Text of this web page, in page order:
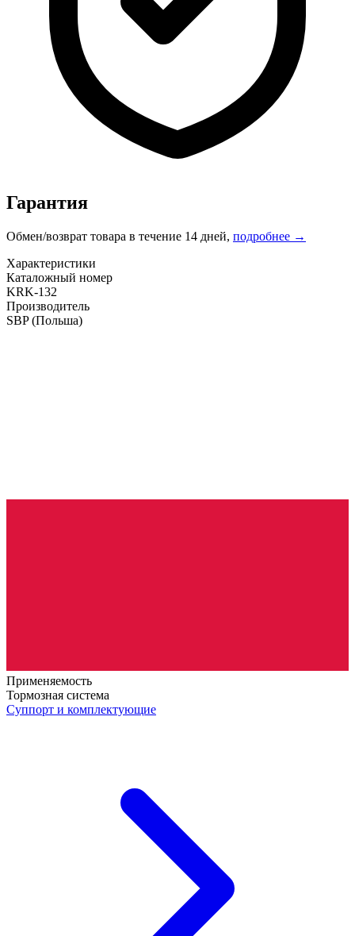
Гарантия
Обмен/возврат товара в течение 14 дней, подробнее →
Характеристики
Каталожный номер
KRK-132
Производитель
SBP(Польша)
Применяемость
Тормозная система
Суппорт и комплектующие